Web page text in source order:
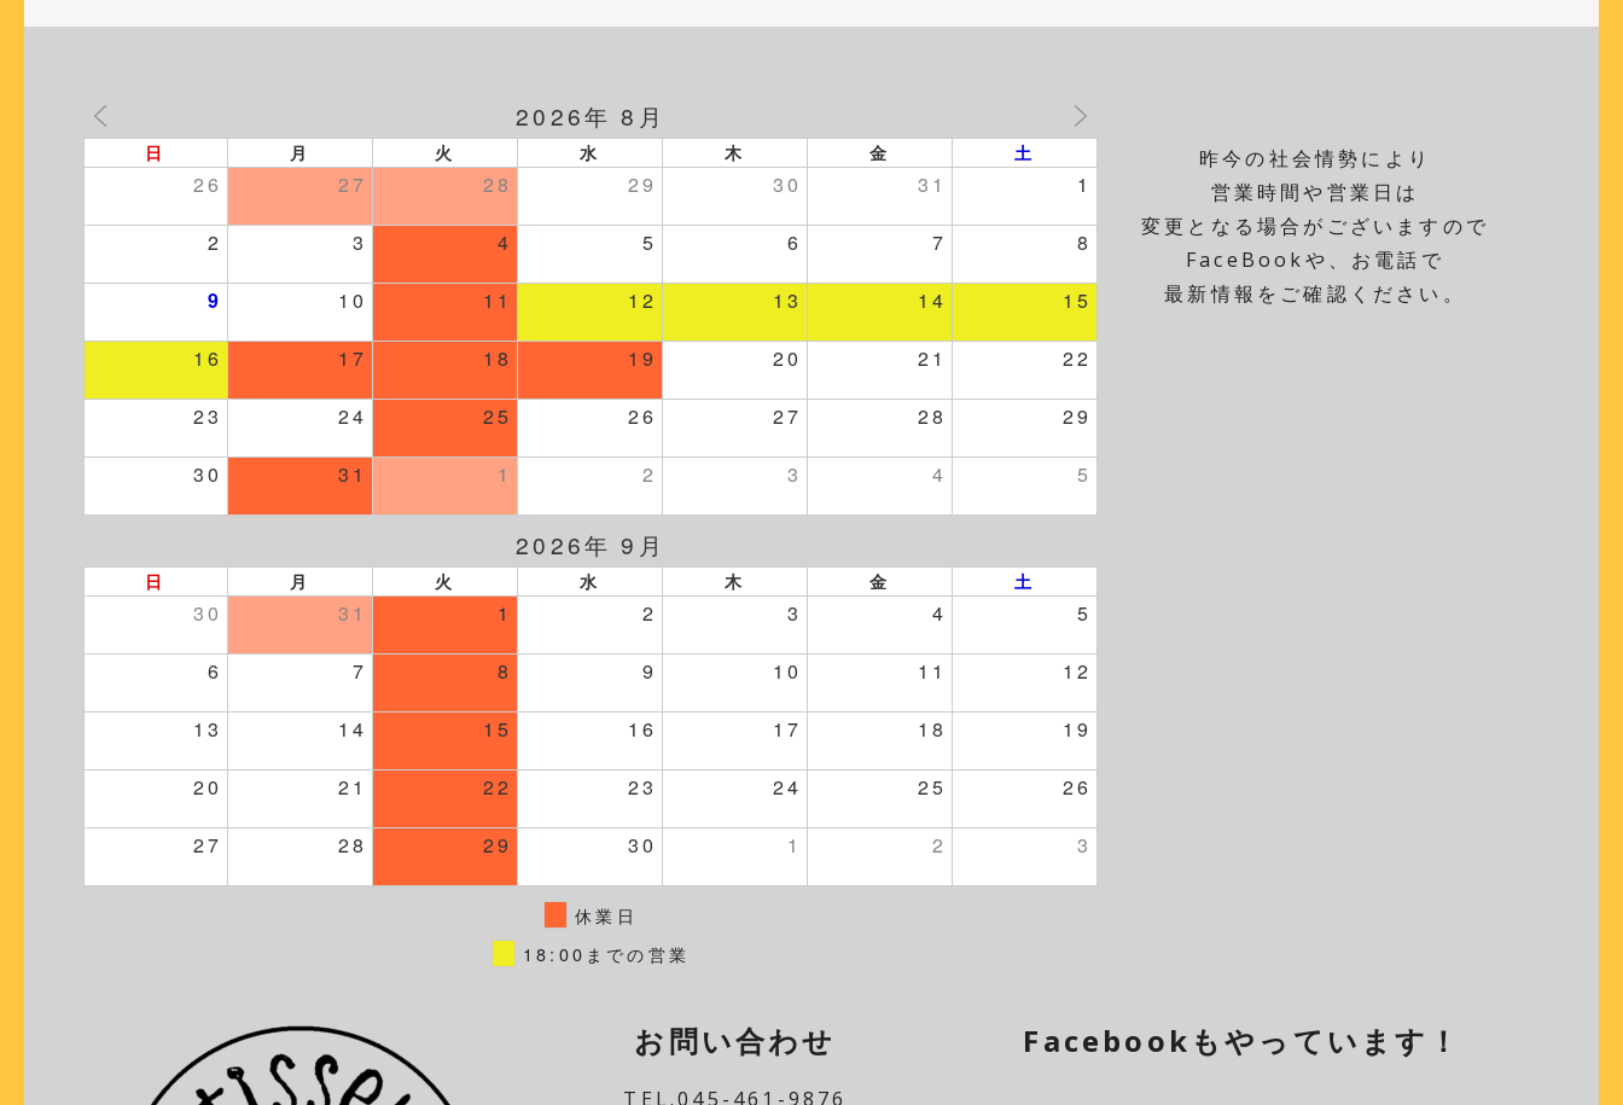
2026年 8月
日 月 火 水 木 金 土
26 27 28 29 30 31 1
2 3 4 5 6 7 8
9 10 11 12 13 14 15
16 17 18 19 20 21 22
23 24 25 26 27 28 29
30 31 1 2 3 4 5
2026年 9月
日 月 火 水 木 金 土
30 31 1 2 3 4 5
6 7 8 9 10 11 12
13 14 15 16 17 18 19
20 21 22 23 24 25 26
27 28 29 30 1 2 3
休業日
18:00までの営業
昨今の社会情勢により
営業時間や営業日は
変更となる場合がございますので
FaceBookや、お電話で
最新情報をご確認ください。
お問い合わせ
TEL.045-461-9876
Facebookもやっています！